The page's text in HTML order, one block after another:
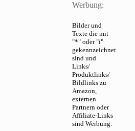
Werbung:
Bilder und
Texte die mit
"*" oder "i"
gekennzeichnet
sind und
Links/
Produktlinks/
Bildlinks zu
Amazon,
externen
Partnern oder
Affiliate-Links
sind Werbung.